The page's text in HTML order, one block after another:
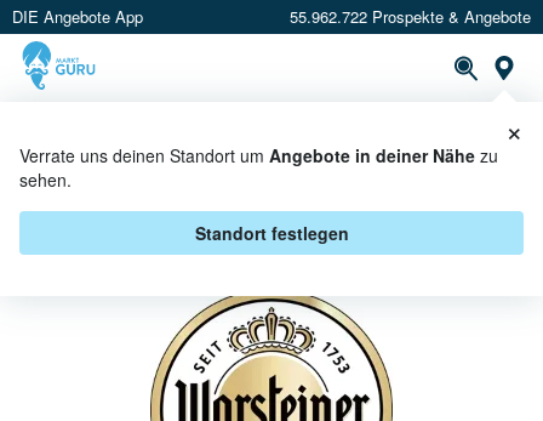
DIE Angebote App 55.962.722 Prospekte & Angebote
Verrate uns deinen Standort um Angebote in deiner Nähe zu
sehen.
Standort festlegen
×
WARSTEINER BEI MARKANT
NORD - ANGEBOTE & AKTIONEN